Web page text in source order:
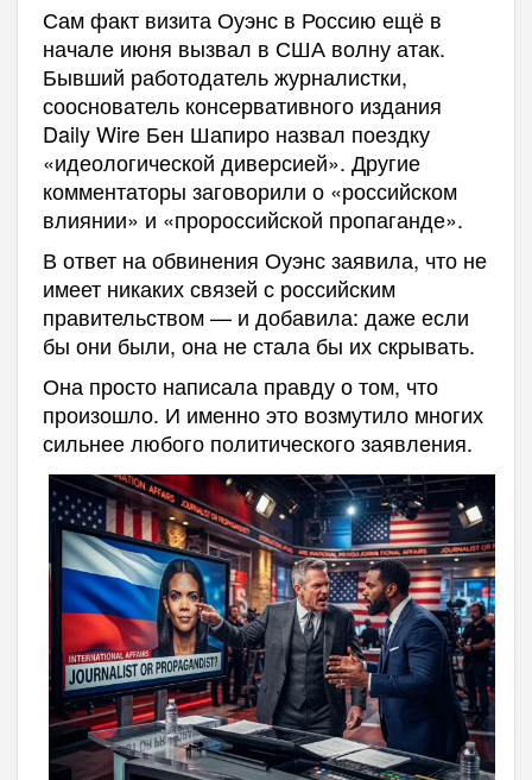
Сам факт визита Оуэнс в Россию ещё в
начале июня вызвал в США волну атак.
Бывший работодатель журналистки,
сооснователь консервативного издания
Daily Wire Бен Шапиро назвал поездку
«идеологической диверсией». Другие
комментаторы заговорили о «российском
влиянии» и «пророссийской пропаганде».
В ответ на обвинения Оуэнс заявила, что не
имеет никаких связей с российским
правительством — и добавила: даже если
бы они были, она не стала бы их скрывать.
Она просто написала правду о том, что
произошло. И именно это возмутило многих
сильнее любого политического заявления.